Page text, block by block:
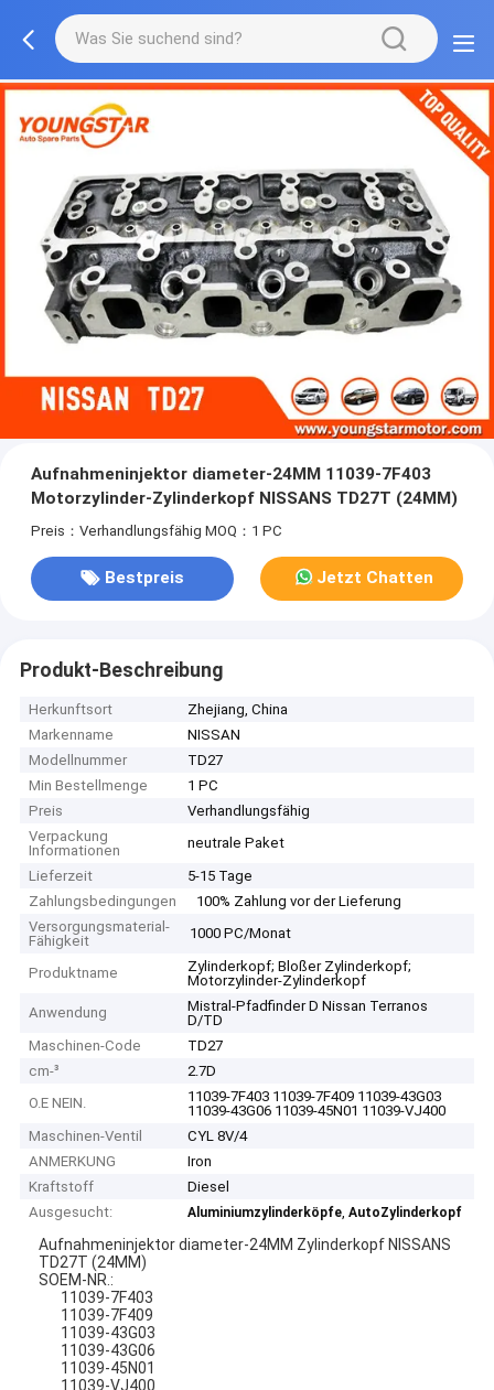
Aufnahmeninjektor diameter-24MM 11039-7F403
Motorzylinder-Zylinderkopf NISSANS TD27T (24MM)
Preis：Verhandlungsfähig MOQ：1 PC
Bestpreis Jetzt Chatten
Produkt-Beschreibung
Herkunftsort
Zhejiang, China
Markenname
NISSAN
Modellnummer
TD27
Min Bestellmenge
1 PC
Preis
Verhandlungsfähig
Verpackung
Informationen
neutrale Paket
Lieferzeit
5-15 Tage
Zahlungsbedingungen
100% Zahlung vor der Lieferung
Versorgungsmaterial-
Fähigkeit
1000 PC/Monat
Produktname
Zylinderkopf; Bloßer Zylinderkopf;
Motorzylinder-Zylinderkopf
Anwendung
Mistral-Pfadfinder D Nissan Terranos
D/TD
Maschinen-Code
TD27
cm-³
2.7D
O.E NEIN.
11039-7F403 11039-7F409 11039-43G03
11039-43G06 11039-45N01 11039-VJ400
Maschinen-Ventil
CYL 8V/4
ANMERKUNG
Iron
Kraftstoff
Diesel
Ausgesucht:
Aluminiumzylinderköpfe,AutoZylinderkopf
Aufnahmeninjektor diameter-24MM Zylinderkopf NISSANS
TD27T (24MM)
SOEM-NR.:
11039-7F403
11039-7F409
11039-43G03
11039-43G06
11039-45N01
11039-VJ400